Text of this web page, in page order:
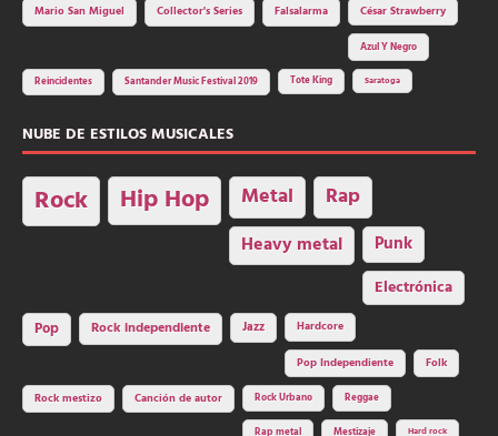
Mario San Miguel
Collector's Series Falsalarma César Strawberry
Azul Y Negro
Reincidentes Santander Music Festival 2019 Tote King Saratoga
NUBE DE ESTILOS MUSICALES
Rock Hip Hop Metal Rap
Heavy metal Punk
Electrónica
Pop Rock independiente Jazz Hardcore
Pop Independiente Folk
Rock mestizo Canción de autor Rock Urbano Reggae
Rap metal Mestizaje Hard rock